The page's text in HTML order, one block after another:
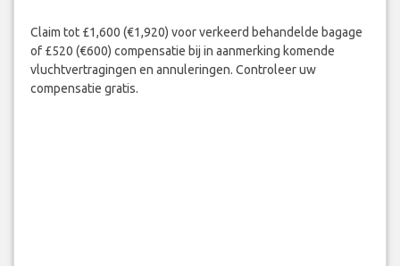
Claim tot £1,600 (€1,920) voor verkeerd behandelde bagage
of £520 (€600) compensatie bij in aanmerking komende
vluchtvertragingen en annuleringen. Controleer uw
compensatie gratis.